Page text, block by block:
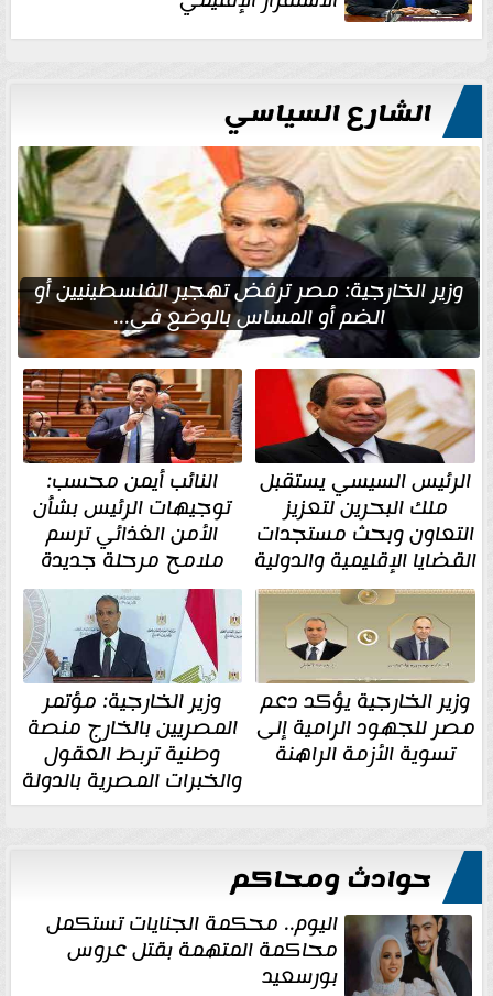
الشارع السياسي
وزير الخارجية: مصر ترفض تهجير الفلسطينيين أو
الضم أو المساس بالوضع في...
الرئيس السيسي يستقبل
ملك البحرين لتعزيز
التعاون وبحث مستجدات
القضايا الإقليمية والدولية
النائب أيمن محسب:
توجيهات الرئيس بشأن
الأمن الغذائي ترسم
ملامح مرحلة جديدة
وزير الخارجية يؤكد دعم
مصر للجهود الرامية إلى
تسوية الأزمة الراهنة
وزير الخارجية: مؤتمر
المصريين بالخارج منصة
وطنية تربط العقول
والخبرات المصرية بالدولة
حوادث ومحاكم
اليوم.. محكمة الجنايات تستكمل
محاكمة المتهمة بقتل عروس
بورسعيد